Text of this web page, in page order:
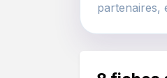
partenaires,